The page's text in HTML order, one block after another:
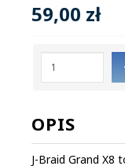
59,00 zł
OPIS
J-Braid Grand X8